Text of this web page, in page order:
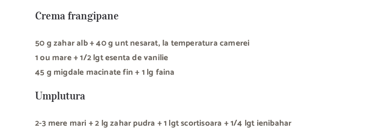
Crema frangipane
50 g zahar alb+ 40 g unt nesarat, la temperatura camerei
1 ou mare+ 1/2 lgt esenta de vanilie
45 g migdale macinate fin+ 1 lg faina
Umplutura
2-3 mere mari+ 2 lg zahar pudra + 1 lgt scortisoara + 1/4 lgt ienibahar